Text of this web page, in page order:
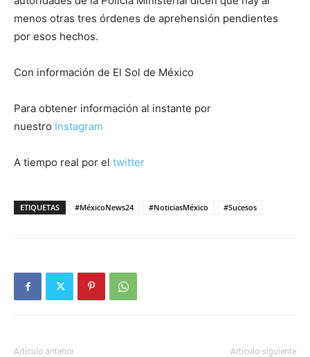
menos otras tres órdenes de aprehensión pendientes
por esos hechos.
Con información de El Sol de México
Para obtener información al instante por
nuestro Instagram
A tiempo real por el twitter
ETIQUETAS #MéxicoNews24 #NoticiasMéxico #Sucesos
Artículo anterior Artículo siguiente